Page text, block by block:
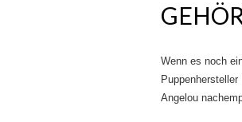
Wenn es noch
Angelou